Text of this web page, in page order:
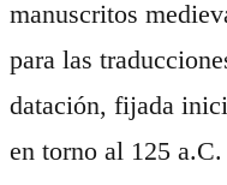
manuscritos
para las
datación, fijada
en torno al 125